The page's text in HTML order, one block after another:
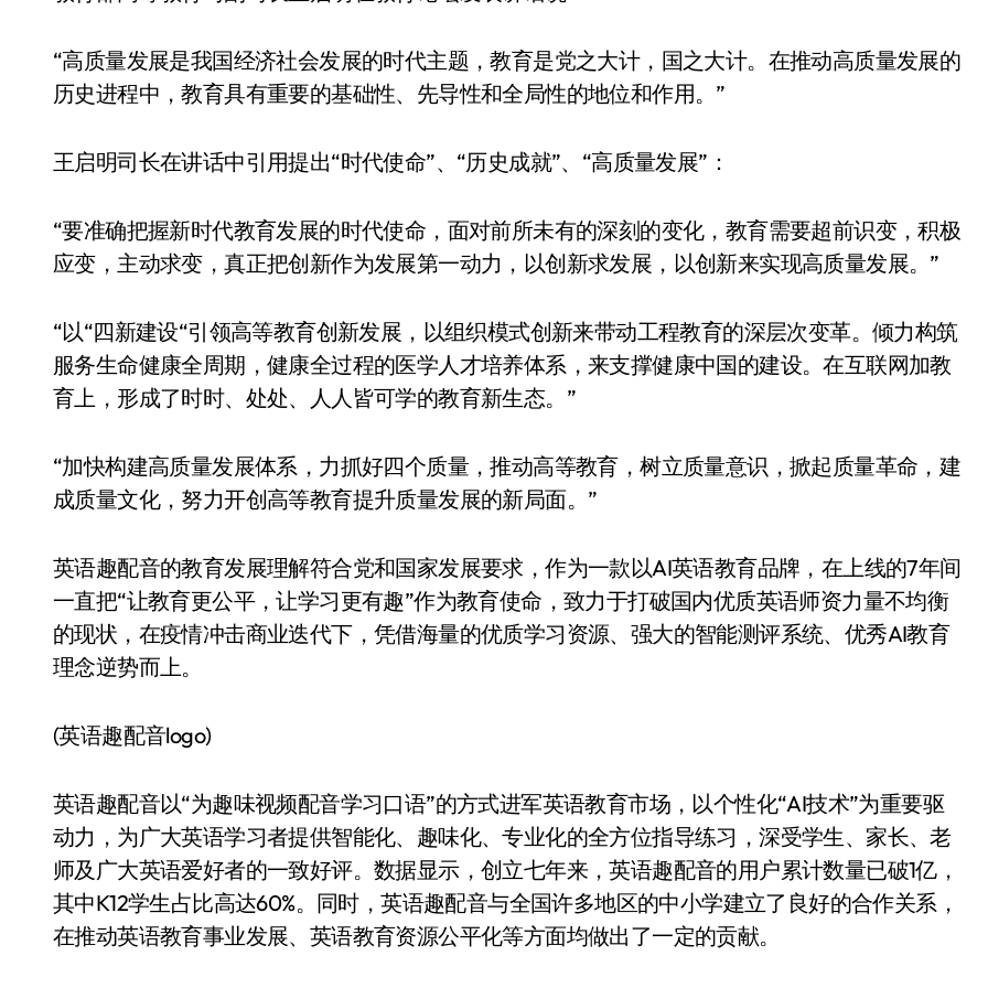
“高质量发展是我国经济社会发展的时代主题，教育是党之大计，国之大计。在推动高质量发展的
历史进程中，教育具有重要的基础性、先导性和全局性的地位和作用。”
王启明司长在讲话中引用提出“时代使命”、“历史成就”、“高质量发展”：
“要准确把握新时代教育发展的时代使命，面对前所未有的深刻的变化，教育需要超前识变，积极
应变，主动求变，真正把创新作为发展第一动力，以创新求发展，以创新来实现高质量发展。”
“以“四新建设“引领高等教育创新发展，以组织模式创新来带动工程教育的深层次变革。倾力构筑
服务生命健康全周期，健康全过程的医学人才培养体系，来支撑健康中国的建设。在互联网加教
育上，形成了时时、处处、人人皆可学的教育新生态。”
“加快构建高质量发展体系，力抓好四个质量，推动高等教育，树立质量意识，掀起质量革命，建
成质量文化，努力开创高等教育提升质量发展的新局面。”
英语趣配音的教育发展理解符合党和国家发展要求，作为一款以AI英语教育品牌，在上线的7年间
一直把“让教育更公平，让学习更有趣”作为教育使命，致力于打破国内优质英语师资力量不均衡
的现状，在疫情冲击商业迭代下，凭借海量的优质学习资源、强大的智能测评系统、优秀AI教育
理念逆势而上。
(英语趣配音logo)
英语趣配音以“为趣味视频配音学习口语”的方式进军英语教育市场，以个性化“AI技术”为重要驱
动力，为广大英语学习者提供智能化、趣味化、专业化的全方位指导练习，深受学生、家长、老
师及广大英语爱好者的一致好评。数据显示，创立七年来，英语趣配音的用户累计数量已破1亿，
其中K12学生占比高达60%。同时，英语趣配音与全国许多地区的中小学建立了良好的合作关系，
在推动英语教育事业发展、英语教育资源公平化等方面均做出了一定的贡献。